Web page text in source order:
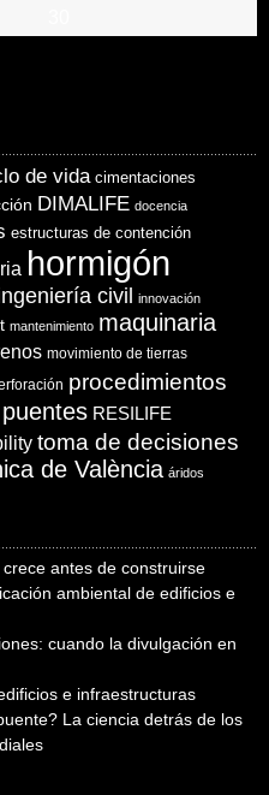
de vida cimentaciones
DIMALIFE docencia
estructuras de contención
hormigón
civil innovación
mantenimiento maquinaria
movimiento de tierras
procedimientos
puentes RESILIFE
toma de decisiones
de València áridos
antes de construirse
ambiental de edificios e
cuando la divulgación en
e infraestructuras
La ciencia detrás de los